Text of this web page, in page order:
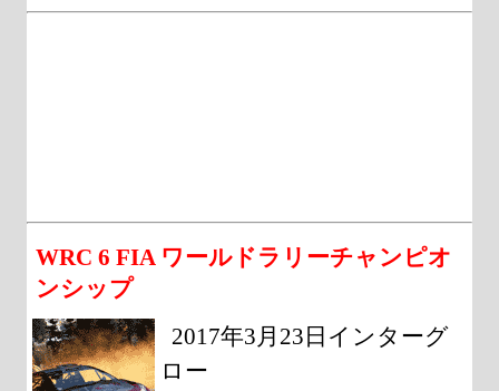
WRC 6 FIA ワールドラリーチャンピオ
ンシップ
2017年3月23日インターグ
ロー